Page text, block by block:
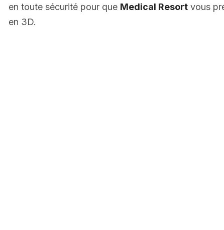
en toute sécurité pour que Medical Resort vous
en 3D.